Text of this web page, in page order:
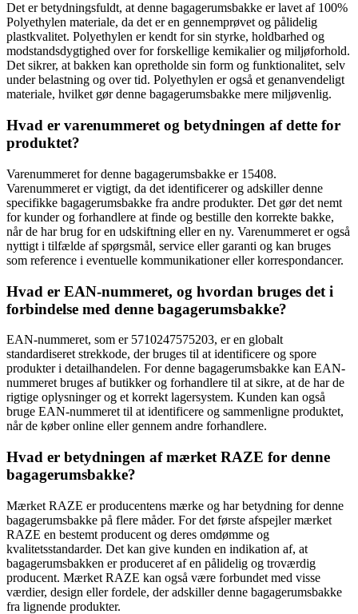
Det er betydningsfuldt, at denne bagagerumsbakke er lavet af 100%
Polyethylen materiale, da det er en gennemprøvet og pålidelig
plastkvalitet. Polyethylen er kendt for sin styrke, holdbarhed og
modstandsdygtighed over for forskellige kemikalier og miljøforhold.
Det sikrer, at bakken kan opretholde sin form og funktionalitet, selv
under belastning og over tid. Polyethylen er også et genanvendeligt
materiale, hvilket gør denne bagagerumsbakke mere miljøvenlig.
Hvad er varenummeret og betydningen af ​​dette for
produktet?
Varenummeret for denne bagagerumsbakke er 15408.
Varenummeret er vigtigt, da det identificerer og adskiller denne
specifikke bagagerumsbakke fra andre produkter. Det gør det nemt
for kunder og forhandlere at finde og bestille den korrekte bakke,
når de har brug for en udskiftning eller en ny. Varenummeret er også
nyttigt i tilfælde af spørgsmål, service eller garanti og kan bruges
som reference i eventuelle kommunikationer eller korrespondancer.
Hvad er EAN-nummeret, og hvordan bruges det i
forbindelse med denne bagagerumsbakke?
EAN-nummeret, som er 5710247575203, er en globalt
standardiseret strekkode, der bruges til at identificere og spore
produkter i detailhandelen. For denne bagagerumsbakke kan EAN-
nummeret bruges af butikker og forhandlere til at sikre, at de har de
rigtige oplysninger og et korrekt lagersystem. Kunden kan også
bruge EAN-nummeret til at identificere og sammenligne produktet,
når de køber online eller gennem andre forhandlere.
Hvad er betydningen af ​​mærket RAZE for denne
bagagerumsbakke?
Mærket RAZE er producentens mærke og har betydning for denne
bagagerumsbakke på flere måder. For det første afspejler mærket
RAZE en bestemt producent og deres omdømme og
kvalitetsstandarder. Det kan give kunden en indikation af, at
bagagerumsbakken er produceret af en pålidelig og troværdig
producent. Mærket RAZE kan også være forbundet med visse
værdier, design eller fordele, der adskiller denne bagagerumsbakke
fra lignende produkter.